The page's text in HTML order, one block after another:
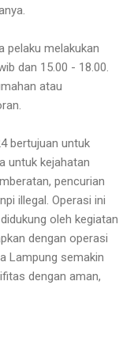
pelaku melakukan
dan 15.00 - 18.00.
atau
bertujuan untuk
untuk kejahatan
pencurian
illegal. Operasi ini
oleh kegiatan
dengan operasi
Lampung semakin
dengan aman,